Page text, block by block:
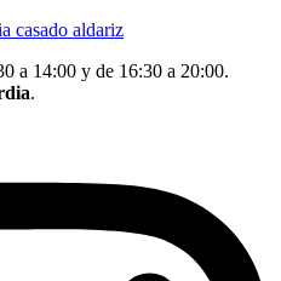
a 14:00 y de 16:30 a 20:00.
.